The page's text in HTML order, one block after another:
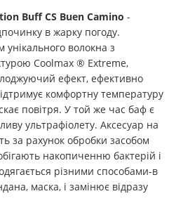
Buff CS Buen Camino -
в жарку погоду.
волокна з
Coolmax ® Extreme,
ефект, ефективно
комфортну температуру
повітря. У той же час баф є
ультрафіолету. Аксесуар на
за рахунок обробки засобом
накопиченню бактерій і
різними способами-в
маска, і замінює відразу